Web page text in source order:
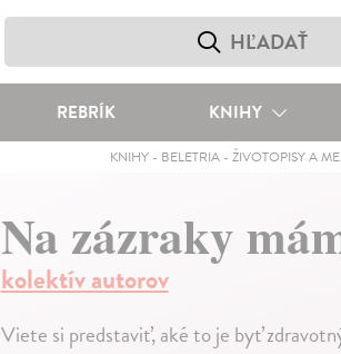
REBRÍK KNIHY
KNIHY- BELETRIA- ŽIVOTOPISY A
Na zázraky
kolektív autorov
Viete si predstaviť, aké to je byť